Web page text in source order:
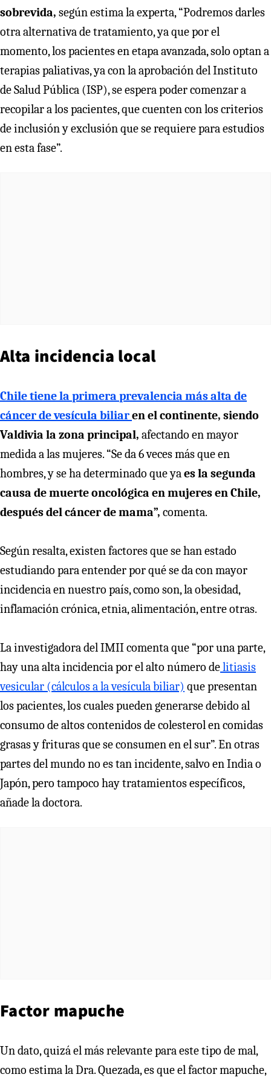
sobrevida, según estima la experta, “Podremos darles
otra alternativa de tratamiento, ya que por el
momento, los pacientes en etapa avanzada, solo optan a
terapias paliativas, ya con la aprobación del Instituto
de Salud Pública (ISP), se espera poder comenzar a
recopilar a los pacientes, que cuenten con los criterios
de inclusión y exclusión que se requiere para estudios
en esta fase”.
Alta incidencia local
Chile tiene la primera prevalencia más alta de
cáncer de vesícula biliaren el continente, siendo
Valdivia la zona principal, afectando en mayor
medida a las mujeres. “Se da 6 veces más que en
hombres, y se ha determinado que ya es la segunda
causa de muerte oncológica en mujeres en Chile,
después del cáncer de mama”, comenta.
Según resalta, existen factores que se han estado
estudiando para entender por qué se da con mayor
incidencia en nuestro país, como son, la obesidad,
inflamación crónica, etnia, alimentación, entre otras.
La investigadora del IMII comenta que “por una parte,
hay una alta incidencia por el alto número delitiasis
vesicular (cálculos a la vesícula biliar) que presentan
los pacientes, los cuales pueden generarse debido al
consumo de altos contenidos de colesterol en comidas
grasas y frituras que se consumen en el sur”. En otras
partes del mundo no es tan incidente, salvo en India o
Japón, pero tampoco hay tratamientos específicos,
añade la doctora.
Factor mapuche
Un dato, quizá el más relevante para este tipo de mal,
como estima la Dra. Quezada, es que el factor mapuche,